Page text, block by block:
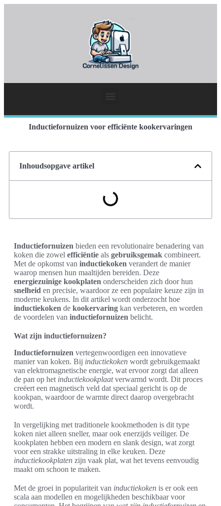
Inductiefornuizen voor efficiënte kookervaringen
Inhoudsopgave artikel
Inductiefornuizen bieden een revolutionaire benadering van
koken die zowel efficiëntie als gebruiksgemak combineert.
Met de opkomst van inductiekoken verandert de manier
waarop mensen hun maaltijden bereiden. Deze
energiezuinige kookplaten onderscheiden zich door hun
snelheid en precisie, waardoor ze een populaire keuze zijn in
moderne keukens. In dit artikel wordt onderzocht hoe
inductiekoken de kookervaring kan verbeteren, en worden
de voordelen van inductiefornuizen belicht.
Wat zijn inductiefornuizen?
Inductiefornuizen vertegenwoordigen een innovatieve
manier van koken. Bij inductiekoken wordt gebruikgemaakt
van elektromagnetische energie, wat ervoor zorgt dat alleen
de pan op het inductiekookplaatverwarmd wordt. Dit proces
creëert een magnetisch veld dat speciaal gericht is op de
kookpan, waardoor de warmte direct daarop overgebracht
wordt.
In vergelijking met traditionele kookmethoden is dit type
koken niet alleen sneller, maar ook enerzijds veiliger. De
kookplaten hebben een modern en slank design, wat zorgt
voor een strakke uitstraling in elke keuken. Deze
inductiekookplaten zijn vaak plat, wat het tevens eenvoudig
maakt om schoon te maken.
Met de groei in populariteit van inductiekoken is er ook een
scala aan modellen en mogelijkheden beschikbaar voor